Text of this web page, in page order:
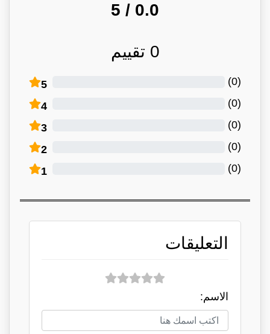
0.0
/ 5
0 تقييم
5 (
0
)
4 (
0
)
3 (
0
)
2 (
0
)
1 (
0
)
التعليقات
الاسم: